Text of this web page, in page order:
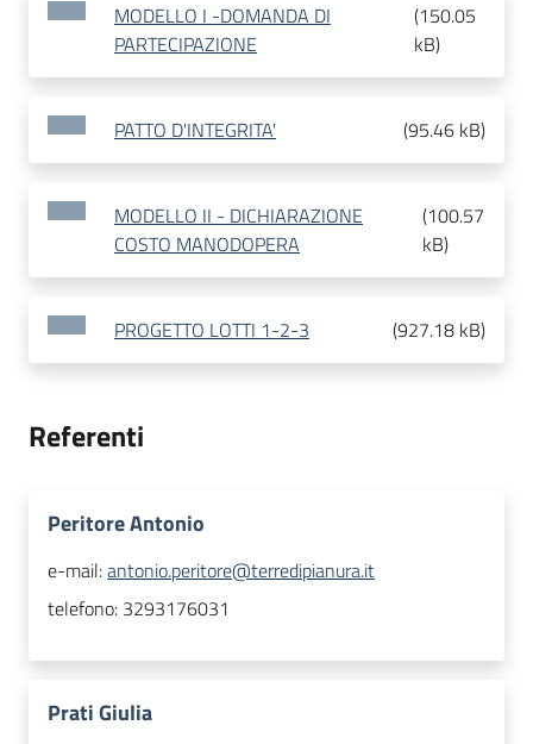
MODELLO I -DOMANDA DI
PARTECIPAZIONE
(150.05
kB)
PATTO D'INTEGRITA' (95.46 kB)
MODELLO II - DICHIARAZIONE
COSTO MANODOPERA
(100.57
kB)
PROGETTO LOTTI 1-2-3 (927.18 kB)
Referenti
Peritore Antonio
e-mail:antonio.peritore@terredipianura.it
telefono: 3293176031
Prati Giulia